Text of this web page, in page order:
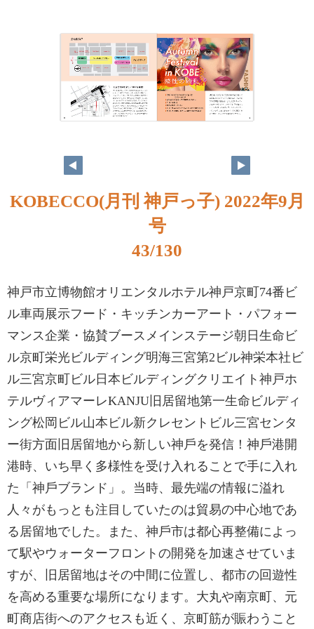
KOBECCO(月刊 神戸っ子) 2022年9月
号
43/130
神戸市立博物館オリエンタルホテル神戸京町74番ビ
ル車両展示フード・キッチンカーアート・パフォー
マンス企業・協賛ブースメインステージ朝日生命ビ
ル京町栄光ビルディング明海三宮第2ビル神栄本社ビ
ル三宮京町ビル日本ビルディングクリエイト神戸ホ
テルヴィアマーレKANJU旧居留地第一生命ビルディ
ング松岡ビル山本ビル新クレセントビル三宮センタ
ー街方面旧居留地から新しい神⼾を発信！神⼾港開
港時、いち早く多様性を受け⼊れることで⼿に⼊れ
た「神⼾ブランド」。当時、最先端の情報に溢れ
人々がもっとも注⽬していたのは貿易の中⼼地であ
る居留地でした。また、神⼾市は都⼼再整備によっ
て駅やウォーターフロントの開発を加速させていま
すが、旧居留地はその中間に位置し、都市の回遊性
を⾼める重要な場所になります。⼤丸や南京町、元
町商店街へのアクセスも近く、京町筋が賑わうこと